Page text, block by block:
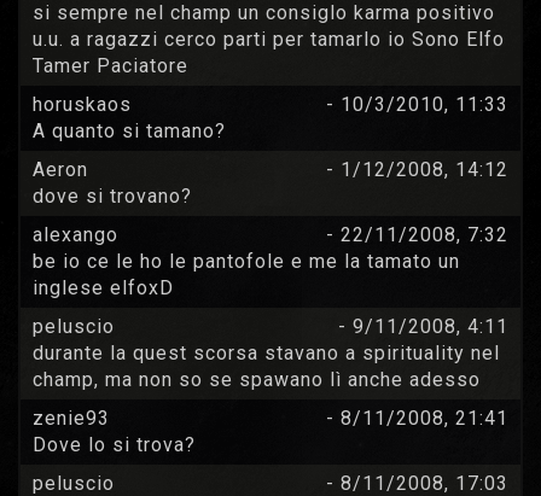
si sempre nel champ un consiglo karma positivo
u.u. a ragazzi cerco parti per tamarlo io Sono Elfo
Tamer Paciatore
horuskaos
- 10/3/2010, 11:33
A quanto si tamano?
Aeron
- 1/12/2008, 14:12
dove si trovano?
alexango
- 22/11/2008, 7:32
be io ce le ho le pantofole e me la tamato un
inglese elfoxD
peluscio
- 9/11/2008, 4:11
durante la quest scorsa stavano a spirituality nel
champ, ma non so se spawano lì anche adesso
zenie93
- 8/11/2008, 21:41
Dove lo si trova?
peluscio
- 8/11/2008, 17:03